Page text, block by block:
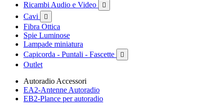
Ricambi Audio e Video 
Cavi 
Fibra Ottica
Spie Luminose
Lampade miniatura
Capicorda - Puntali - Fascette

Outlet
Autoradio Accessori
EA2-Antenne Autoradio
EB2-Plance per autoradio